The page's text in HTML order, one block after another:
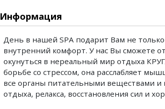
Информация
День в нашей SPA подарит Вам не
внутренний комфорт. У нас Вы сможете
окунуться в нереальный мир отдыха
борьбе со стрессом, она расслабляет
все органы питательными веществами и
отдыха, релакса, восстановления сил и